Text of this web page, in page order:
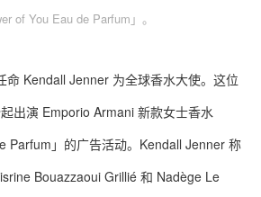
of You Eau de Parfum」‌。
命 Kendall Jenner 为全球香水大使。这位
出演 Emporio Armani 新款女士香水
Parfum」‌的广告活动。Kendall Jenner 称
Bouazzaoui Grillié 和 Nadège Le